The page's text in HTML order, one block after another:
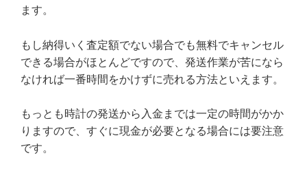
ます。
もし納得いく査定額でない場合でも無料でキャンセル
できる場合がほとんどですので、発送作業が苦になら
なければ一番時間をかけずに売れる方法といえます。
もっとも時計の発送から入金までは一定の時間がかか
りますので、すぐに現金が必要となる場合には要注意
です。